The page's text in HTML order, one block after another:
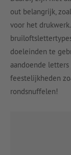
out belangrijk,
voor het
doeleinden te
aandoende
feestelijkheden
rondsnuffelen!